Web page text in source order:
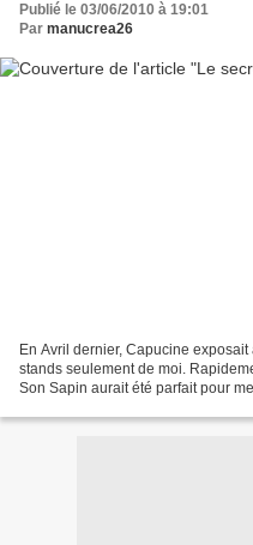
Publié le 03/06/2010 à 19:01
Par manucrea26
En Avril dernier, Capucine
stands seulement de moi.
Son Sapin aurait été parfait pour